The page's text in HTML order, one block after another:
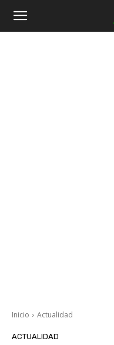
Inicio Actualidad
ACTUALIDAD